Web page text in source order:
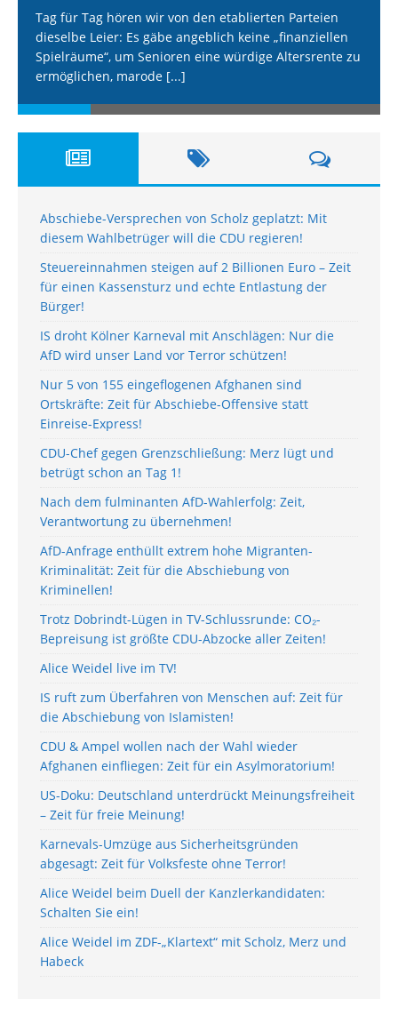
Tag für Tag hören wir von den etablierten Parteien
dieselbe Leier: Es gäbe angeblich keine „finanziellen
Spielräume“, um Senioren eine würdige Altersrente zu
ermöglichen, marode [...]
Abschiebe-Versprechen von Scholz geplatzt: Mit
diesem Wahlbetrüger will die CDU regieren!
Steuereinnahmen steigen auf 2 Billionen Euro – Zeit
für einen Kassensturz und echte Entlastung der
Bürger!
IS droht Kölner Karneval mit Anschlägen: Nur die
AfD wird unser Land vor Terror schützen!
Nur 5 von 155 eingeflogenen Afghanen sind
Ortskräfte: Zeit für Abschiebe-Offensive statt
Einreise-Express!
CDU-Chef gegen Grenzschließung: Merz lügt und
betrügt schon an Tag 1!
Nach dem fulminanten AfD-Wahlerfolg: Zeit,
Verantwortung zu übernehmen!
AfD-Anfrage enthüllt extrem hohe Migranten-
Kriminalität: Zeit für die Abschiebung von
Kriminellen!
Trotz Dobrindt-Lügen in TV-Schlussrunde: CO₂-
Bepreisung ist größte CDU-Abzocke aller Zeiten!
Alice Weidel live im TV!
IS ruft zum Überfahren von Menschen auf: Zeit für
die Abschiebung von Islamisten!
CDU & Ampel wollen nach der Wahl wieder
Afghanen einfliegen: Zeit für ein Asylmoratorium!
US-Doku: Deutschland unterdrückt Meinungsfreiheit
– Zeit für freie Meinung!
Karnevals-Umzüge aus Sicherheitsgründen
abgesagt: Zeit für Volksfeste ohne Terror!
Alice Weidel beim Duell der Kanzlerkandidaten:
Schalten Sie ein!
Alice Weidel im ZDF-„Klartext“ mit Scholz, Merz und
Habeck